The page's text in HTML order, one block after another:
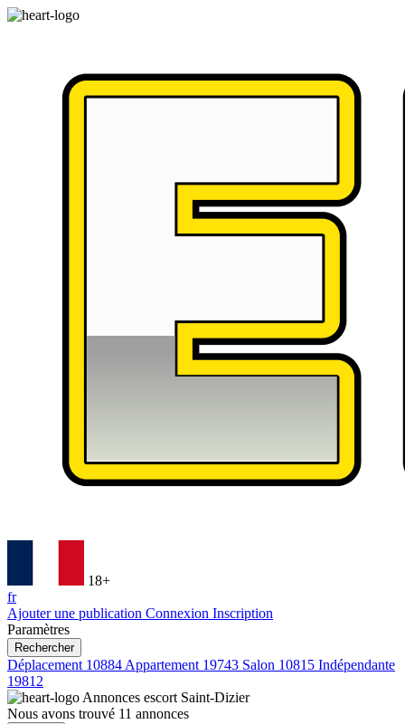
18+
fr
Ajouter une publication Connexion Inscription
Paramètres
Rechercher
Déplacement 10884 Appartement 19743 Salon 10815 Indépendante
19812
Annonces escort Saint-Dizier
Nous avons trouvé 11 annonces